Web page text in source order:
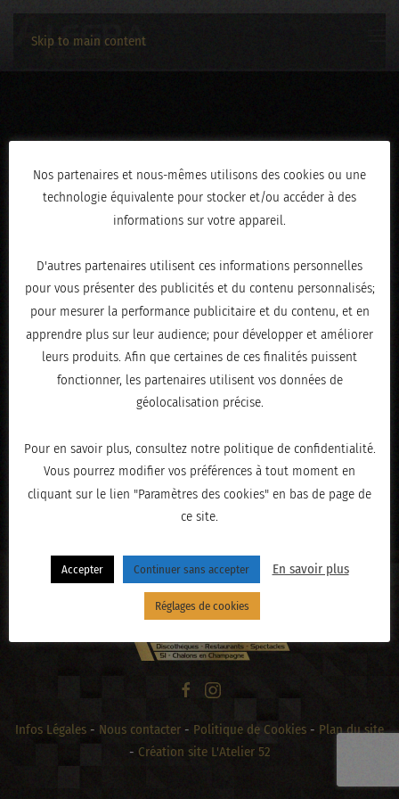
Skip to main content
IMG_8006
ÉCRIT LEJUIN 9, 2022.
« PRÉCÉDENT
Infos Légales - Nous contacter - Politique de Cookies - Plan du site
- Création site L'Atelier 52
Nos partenaires et nous-mêmes utilisons des cookies ou une
technologie équivalente pour stocker et/ou accéder à des
informations sur votre appareil.
D'autres partenaires utilisent ces informations personnelles
pour vous présenter des publicités et du contenu personnalisés;
pour mesurer la performance publicitaire et du contenu, et en
apprendre plus sur leur audience; pour développer et améliorer
leurs produits. Afin que certaines de ces finalités puissent
fonctionner, les partenaires utilisent vos données de
géolocalisation précise.
Pour en savoir plus, consultez notre politique de confidentialité.
Vous pourrez modifier vos préférences à tout moment en
cliquant sur le lien "Paramètres des cookies" en bas de page de
ce site.
Accepter Continuer sans accepter En savoir plus
Réglages de cookies